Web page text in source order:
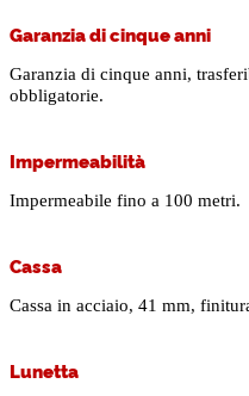
Garanzia di cinque anni
Garanzia di cinque anni,
obbligatorie.
Impermeabilità
Impermeabile fino a 100 metri.
Cassa
Cassa in acciaio, 41 mm,
Lunetta